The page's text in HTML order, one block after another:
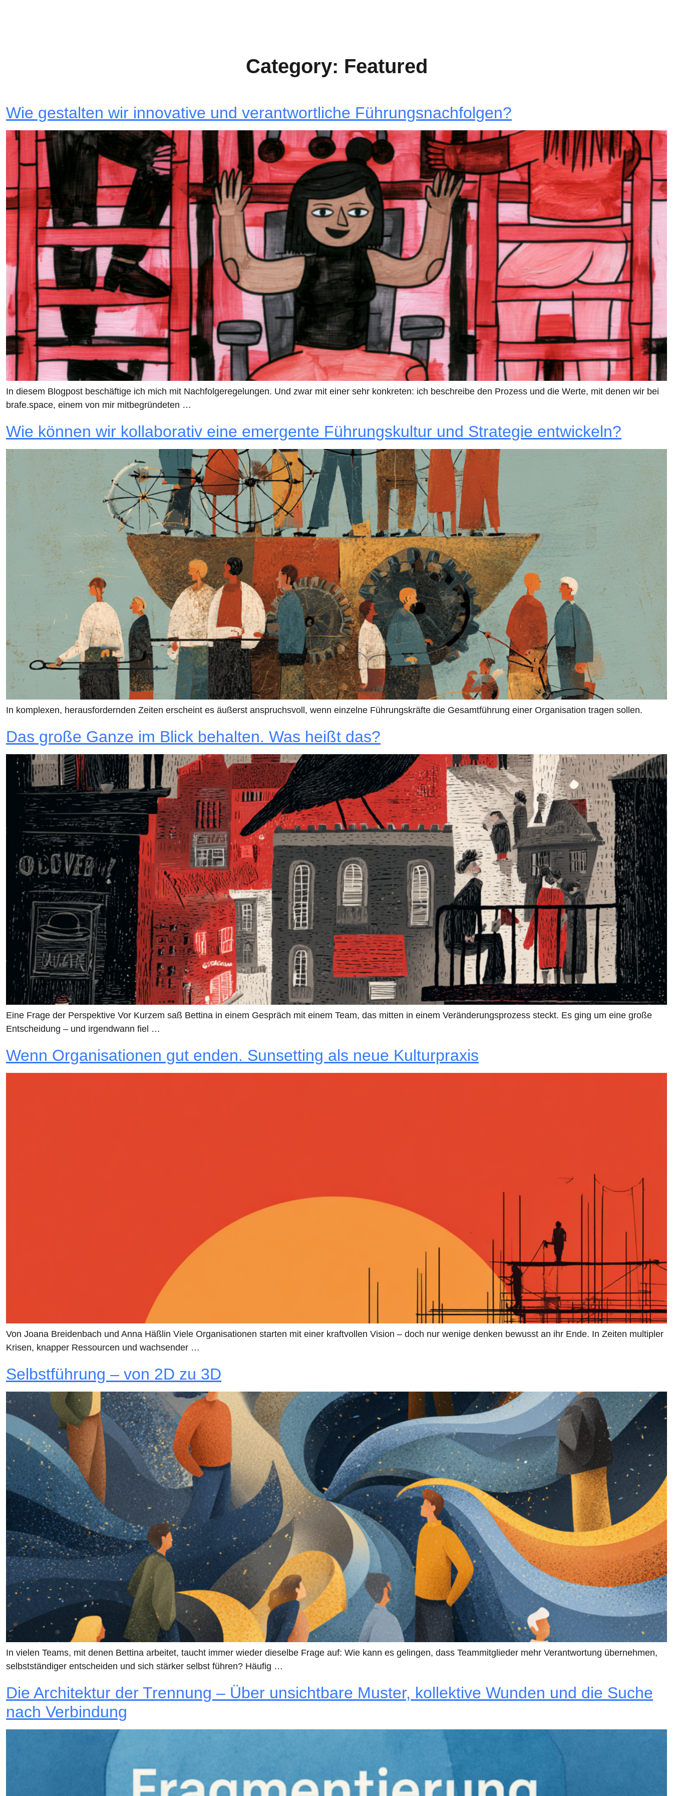
Category: Featured
Wie gestalten wir innovative und verantwortliche Führungsnachfolgen?
In diesem Blogpost beschäftige ich mich mit Nachfolgeregelungen. Und zwar mit einer sehr konkreten: ich beschreibe den Prozess und die Werte, mit denen wir bei
brafe.space, einem von mir mitbegründeten …
Wie können wir kollaborativ eine emergente Führungskultur und Strategie entwickeln?
In komplexen, herausfordernden Zeiten erscheint es äußerst anspruchsvoll, wenn einzelne Führungskräfte die Gesamtführung einer Organisation tragen sollen.
Das große Ganze im Blick behalten. Was heißt das?
Eine Frage der Perspektive Vor Kurzem saß Bettina in einem Gespräch mit einem Team, das mitten in einem Veränderungsprozess steckt. Es ging um eine große
Entscheidung – und irgendwann fiel …
Wenn Organisationen gut enden. Sunsetting als neue Kulturpraxis
Von Joana Breidenbach und Anna Häßlin Viele Organisationen starten mit einer kraftvollen Vision – doch nur wenige denken bewusst an ihr Ende. In Zeiten multipler
Krisen, knapper Ressourcen und wachsender …
Selbstführung – von 2D zu 3D
In vielen Teams, mit denen Bettina arbeitet, taucht immer wieder dieselbe Frage auf: Wie kann es gelingen, dass Teammitglieder mehr Verantwortung übernehmen,
selbstständiger entscheiden und sich stärker selbst führen? Häufig …
Die Architektur der Trennung – Über unsichtbare Muster, kollektive Wunden und die Suche
nach Verbindung